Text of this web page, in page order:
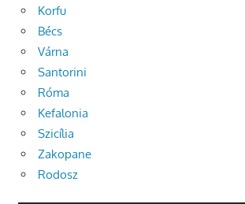
Korfu
Bécs
Várna
Santorini
Róma
Kefalonia
Szicília
Zakopane
Rodosz